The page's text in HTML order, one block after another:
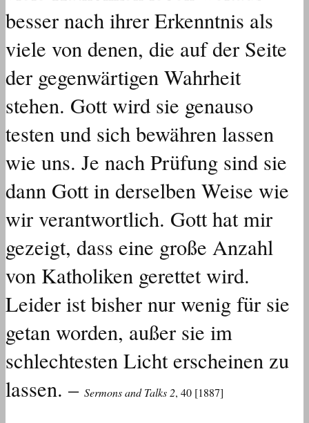
besser nach ihrer Erkenntnis als
viele von denen, die auf der Seite
der gegenwärtigen Wahrheit
stehen. Gott wird sie genauso
testen und sich bewähren lassen
wie uns. Je nach Prüfung sind sie
dann Gott in derselben Weise wie
wir verantwortlich. Gott hat mir
gezeigt, dass eine große Anzahl
von Katholiken gerettet wird.
Leider ist bisher nur wenig für sie
getan worden, außer sie im
schlechtesten Licht erscheinen zu
lassen. – Sermons and Talks 2, 40 [1887]